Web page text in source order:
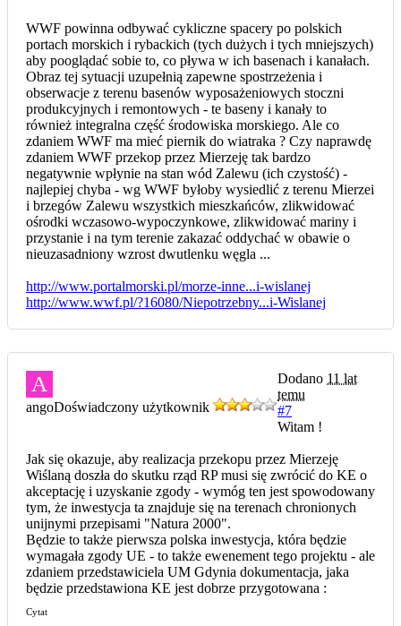
WWF powinna odbywać cykliczne spacery po polskich
portach morskich i rybackich (tych dużych i tych mniejszych)
aby pooglądać sobie to, co pływa w ich basenach i kanałach.
Obraz tej sytuacji uzupełnią zapewne spostrzeżenia i
obserwacje z terenu basenów wyposażeniowych stoczni
produkcyjnych i remontowych - te baseny i kanały to
również integralna część środowiska morskiego. Ale co
zdaniem WWF ma mieć piernik do wiatraka ? Czy naprawdę
zdaniem WWF przekop przez Mierzeję tak bardzo
negatywnie wpłynie na stan wód Zalewu (ich czystość) -
najlepiej chyba - wg WWF byłoby wysiedlić z terenu Mierzei
i brzegów Zalewu wszystkich mieszkańców, zlikwidować
ośrodki wczasowo-wypoczynkowe, zlikwidować mariny i
przystanie i na tym terenie zakazać oddychać w obawie o
nieuzasadniony wzrost dwutlenku węgla ...
http://www.portalmorski.pl/morze-inne...i-wislanej
http://www.wwf.pl/?16080/Niepotrzebny...i-Wislanej
A
angoDoświadczony użytkownik
Dodano 11 lat
temu
#7
Witam !
Jak się okazuje, aby realizacja przekopu przez Mierzeję
Wiślaną doszła do skutku rząd RP musi się zwrócić do KE o
akceptację i uzyskanie zgody - wymóg ten jest spowodowany
tym, że inwestycja ta znajduje się na terenach chronionych
unijnymi przepisami "Natura 2000".
Będzie to także pierwsza polska inwestycja, która będzie
wymagała zgody UE - to także ewenement tego projektu - ale
zdaniem przedstawiciela UM Gdynia dokumentacja, jaka
będzie przedstawiona KE jest dobrze przygotowana :
Cytat